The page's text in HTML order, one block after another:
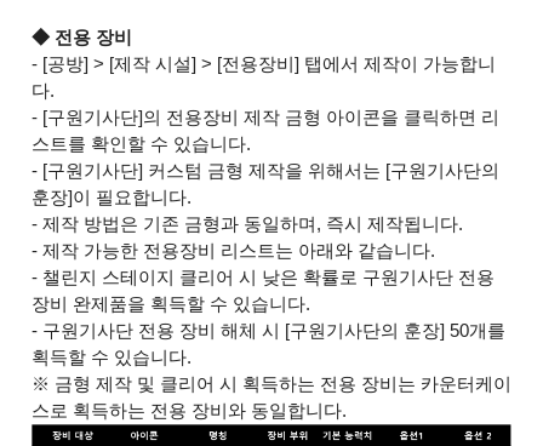
◆ 전용 장비
- [공방] > [제작 시설] > [전용장비] 탭에서 제작이 가능합니
다.
- [구원기사단]의 전용장비 제작 금형 아이콘을 클릭하면 리
스트를 확인할 수 있습니다.
- [구원기사단] 커스텀 금형 제작을 위해서는 [구원기사단의
훈장]이 필요합니다.
- 제작 방법은 기존 금형과 동일하며, 즉시 제작됩니다.
- 제작 가능한 전용장비 리스트는 아래와 같습니다.
- 챌린지 스테이지 클리어 시 낮은 확률로 구원기사단 전용
장비 완제품을 획득할 수 있습니다.
- 구원기사단 전용 장비 해체 시 [구원기사단의 훈장] 50개를
획득할 수 있습니다.
※ 금형 제작 및 클리어 시 획득하는 전용 장비는 카운터케이
스로 획득하는 전용 장비와 동일합니다.